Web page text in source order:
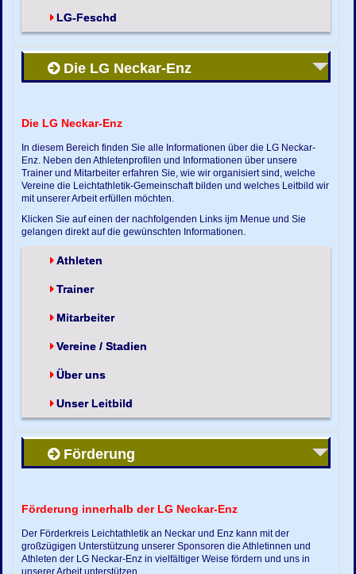
LG-Feschd
Die LG Neckar-Enz
Die LG Neckar-Enz
In diesem Bereich finden Sie alle Informationen über die LG Neckar-
Enz. Neben den Athletenprofilen und Informationen über unsere
Trainer und Mitarbeiter erfahren Sie, wie wir organisiert sind, welche
Vereine die Leichtathletik-Gemeinschaft bilden und welches Leitbild wir
mit unserer Arbeit erfüllen möchten.
Klicken Sie auf einen der nachfolgenden Links ijm Menue und Sie
gelangen direkt auf die gewünschten Informationen.
Athleten
Trainer
Mitarbeiter
Vereine / Stadien
Über uns
Unser Leitbild
Förderung
Förderung innerhalb der LG Neckar-Enz
Der Förderkreis Leichtathletik an Neckar und Enz kann mit der
großzügigen Unterstützung unserer Sponsoren die Athletinnen und
Athleten der LG Neckar-Enz in vielfältiger Weise fördern und uns in
unserer Arbeit unterstützen.